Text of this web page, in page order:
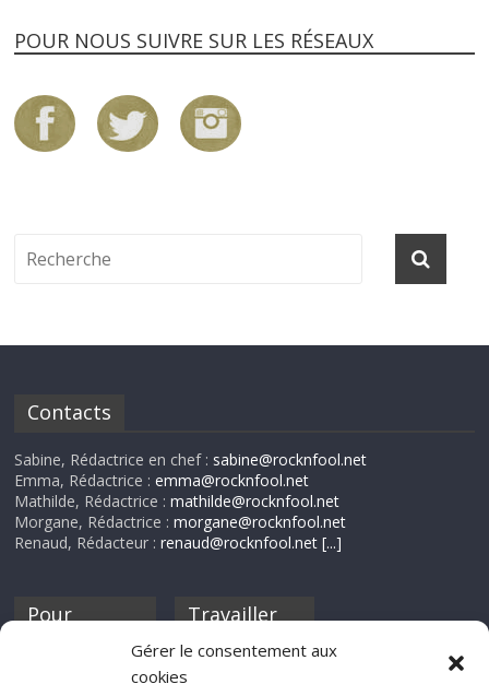
Gérer le consentement aux
cookies
POUR NOUS SUIVRE SUR LES RÉSEAUX
Contacts
Sabine, Rédactrice en chef : sabine@rocknfool.net
Emma, Rédactrice :emma@rocknfool.net
Mathilde, Rédactrice :mathilde@rocknfool.net
Morgane, Rédactrice :morgane@rocknfool.net
Renaud, Rédacteur :renaud@rocknfool.net [...]
Pour
discothèque
Travailler